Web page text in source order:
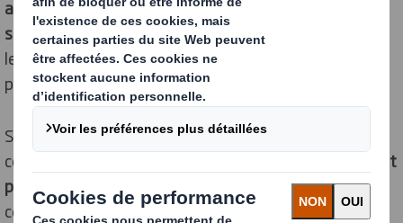
aux marques et produits ne respectant pas
suffisamment l'environnementselon eux, tandis que
les lois se durcissent sur le recyclage et l’utilisation du
plastique.
Supprimer le plastique, d’accord sur la théorie, mais
comment faire ? Pas de panique :des solutions existent
pour remplacer progressivement le plastiquelorsque
cela est possible. Et cela peut être une excellente